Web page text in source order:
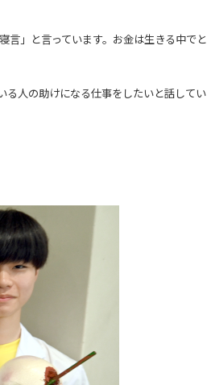
言」と言っています。お金は生きる中でと
る人の助けになる仕事をしたいと話してい